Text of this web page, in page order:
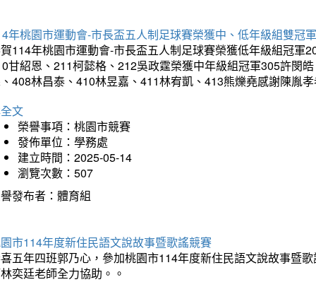
年桃園市運動會-市長盃五人制足球賽榮獲中、低年級組雙冠軍
114年桃園市運動會-市長盃五人制足球賽榮獲低年級組冠
甘紹恩、211柯懿格、212吳政霆榮獲中年級組冠軍305許閔
408林昌泰、410林昱嘉、411林宥凱、413熊爍堯感謝陳胤
文
榮譽事項：桃園市競賽
發佈單位：學務處
建立時間：2025-05-14
瀏覽次數：507
發布者：體育組
市114年度新住民語文說故事暨歌謠競賽
五年四班郭乃心，參加桃園市114年度新住民語文說故事暨
奕廷老師全力協助。。